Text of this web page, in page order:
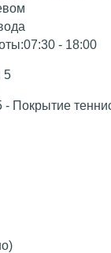
- 18:00
5
- Покрытие